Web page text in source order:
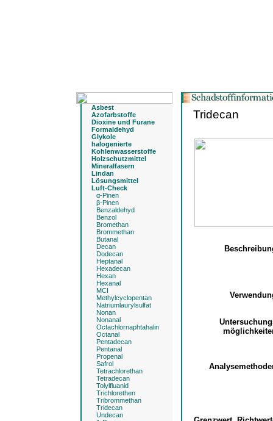
Asbest
Azofarbstoffe
Dioxine und Furane
Formaldehyd
Glykole
halogenierte
Kohlenwasserstoffe
Holzschutzmittel
Mineralfasern
Lindan
Lösungsmittel
Luft-Check
α-Pinen
β-Pinen
Benzaldehyd
Benzol
Bromethan
Brommethan
Butanal
Decan
Dodecan
Heptanal
Hexadecan
Hexan
Hexanal
MCI
Methylcyclopentan
Natriumlaurylsulfat
Nonan
Nonanal
Octachlornaphtahalin
Octanal
Pentadecan
Pentanal
Propenal
Safrol
Tetrachlorethan
Tetradecan
Tolylfluanid
Trichlorethen
Tribrommethan
Tridecan
Undecan
Tridecan